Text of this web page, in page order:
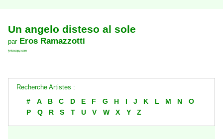
Un angelo disteso al sole
par Eros Ramazzotti
lyricscopy.com
Recherche Artistes :
# A B C D E F G H I J K L M N
O
P
Q R S T U V W X Y Z